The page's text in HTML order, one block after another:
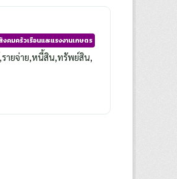
งคมครัวเรือนและแรงงานเกษตร
รายจ่าย,หนี้สิน,ทรัพย์สิน,